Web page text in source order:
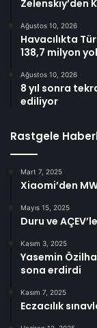
Zelenskiy’den
Ağustos 10, 2026
Havacılıkta
138,7 milyon
Ağustos 10, 2026
8 yıl sonra
ediliyor
Rastgele
Mart 7, 2025
Xiaomi’den
Mayıs 15, 2025
Duru ve
Kasım 3, 2025
Yasemin
sona erdirdi
Kasım 7, 2025
Eczacılık